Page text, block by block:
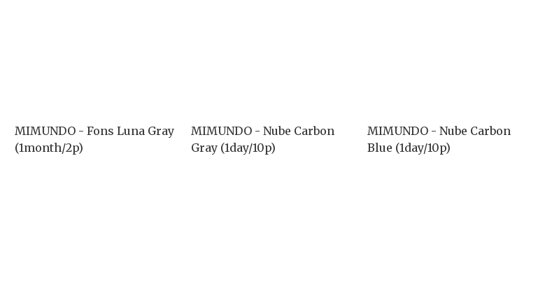
MIMUNDO - Fons Luna Gray
(1month/2p)
MIMUNDO - Nube Carbon
Gray (1day/10p)
MIMUNDO - Nube Carbon
Blue (1day/10p)